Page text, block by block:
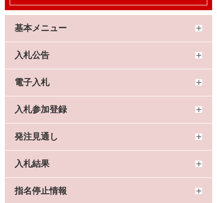
基本メニュー
入札公告
電子入札
入札参加登録
発注見通し
入札結果
指名停止情報